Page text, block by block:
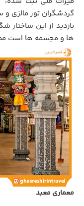
گردشگران تور مالزی
بازدید از این ساختار
ها و مجسمه ها است
معماری معبد